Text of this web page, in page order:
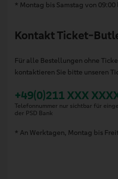
* Montag bis Samstag von 09:00
Kontakt Ticket-
Für alle Bestellungen ohne
kontaktieren Sie bitte unseren
+49(0)211 XXX
Telefonnummer nur sichtbar für
der PSD Bank
* An Werktagen, Montag bis